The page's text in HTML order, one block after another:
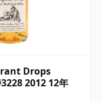
Drops
2012 12年